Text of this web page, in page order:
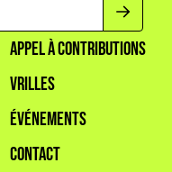
APPEL À CONTRIBUTIONS
VRILLES
ÉVÉNEMENTS
CONTACT